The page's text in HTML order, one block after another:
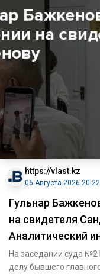
https://vlast.kz
06 Августа 2026 20:22
Гульнар
на свидетеля
Аналитический
На заседании суда №2
делу бывшего